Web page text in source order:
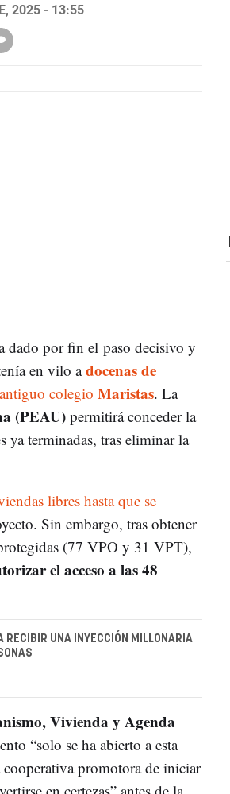
2025 - 13:55
dado por fin el paso decisivo y
en vilo adocenas de
colegio Maristas. La
(PEAU)permitirá conceder la
ya terminadas, tras eliminar la
libres hasta que se
Sin embargo, tras obtener
(77 VPO y 31 VPT),
el acceso a las 48
RECIBIR UNA INYECCIÓN MILLONARIA
Vivienda y Agenda
“solo se ha abierto a esta
promotora de iniciar